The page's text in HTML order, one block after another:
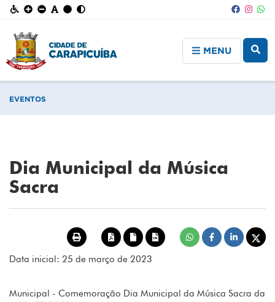
MENU
EVENTOS
Dia Municipal da Música
Sacra
Data inicial: 25 de março de 2023
Municipal - Comemoração Dia Municipal da Música Sacra da